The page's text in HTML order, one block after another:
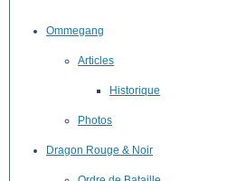
Ommegang
Articles
Historique
Photos
Dragon Rouge & Noir